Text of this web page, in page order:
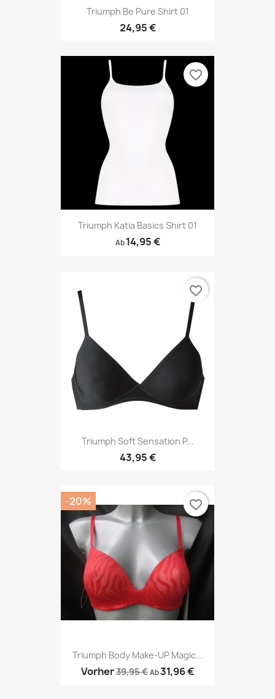
Triumph Be Pure Shirt 01
24,95 €
Triumph Katia Basics Shirt 01
Ab 14,95 €
favorite_border
Triumph Soft Sensation P...
43,95 €
favorite_border
Triumph Body Make-UP Magic...
Vorher39,95 € Ab31,96 €
-20% favorite_border